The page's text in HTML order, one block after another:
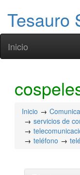
Tesauro
Inicio
Inicio
servicios de
teléfono